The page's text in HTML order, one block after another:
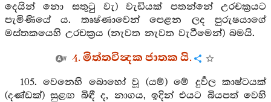
දෙයින් නො සතුටු වැ) වැඩියක් පතන්නේ උරචක්‍රයට
පැමිණියේ ය. තෘෂ්ණාවෙන් පෙළන ලද පුරුෂයාගේ
මස්තකයෙහි උරචක්‍රය (නැවත නැවත වැටීමෙන්) බමයි.
4. මිත්තවින්‍දක ජාතක යි.
105. වෙනෙහි බොහෝ වූ (යම්) මේ දුර්‍වල කාෂ්ටයක්
(දණ්ඩක්) සුළඟ බිඳී ද, නාගය, ඉදින් එයට බියපත් වෙහි